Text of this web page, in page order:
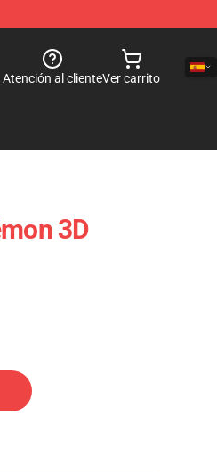
Atención al clienteVer carrito
3D